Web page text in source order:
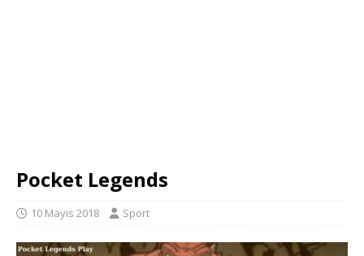
Pocket Legends
10 Mayıs 2018 Sport